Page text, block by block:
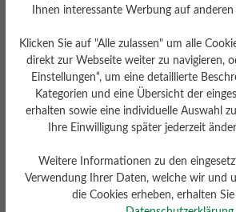
Dämpfungsgrad
mittel
Ihnen interessante Werbung auf anderen
Klicken Sie auf "Alle zulassen" um alle
direkt zur Webseite weiter zu navigieren,
Einstellungen“, um eine detaillierte
Kategorien und eine Übersicht der
erhalten sowie eine individuelle Auswahl
Ihre Einwilligung später jederzeit
Weitere Informationen zu den
Verwendung Ihrer Daten, welche wir und
die Cookies erheben, erhalten